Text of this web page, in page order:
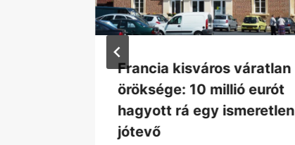
Francia kisváros váratlan
öröksége: 10 millió eurót
hagyott rá egy ismeretlen
jótevő